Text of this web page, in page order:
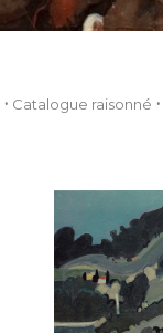
Catalogue raisonné